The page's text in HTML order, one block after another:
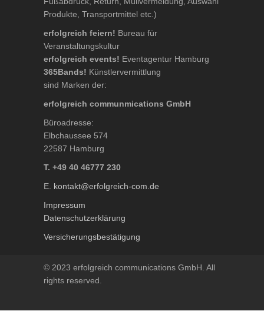
Produkte, Transportmittel etc.)
erfolgreich feiern! Bureau für
Veranstaltungskultur
erfolgreich events! Eventagentur Hamburg
365Bands! Künstlervermittlung
sind Marken der:
erfolgreich communmications GmbH
Büroadresse:
Elbchaussee 574
22587 Hamburg
T. +49 40 46777 230
E. kontakt@erfolgreich-com.de
Impressum
Datenschutzerklärung
Versicherungsbestätigung
© 2023 erfolgreich communications GmbH. All
rights reserved.